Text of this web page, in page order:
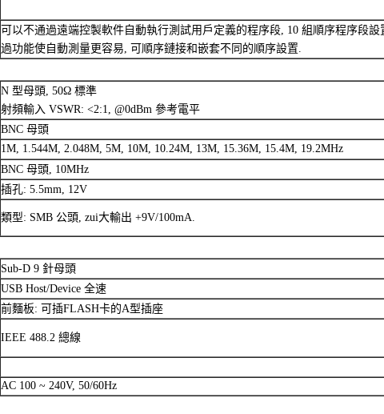
可以不通過遠端控製軟件自動執行測試用戶定義的程序段, 10 組順序程序段
過功能使自動測量更容易, 可順序鏈接和嵌套不同的順序設置.
N 型母頭, 50Ω 標準
射頻輸入 VSWR: <2:1, @0dBm 參考電平
BNC 母頭
1M, 1.544M, 2.048M, 5M, 10M, 10.24M, 13M, 15.36M, 15.4M, 19.2MHz
BNC 母頭, 10MHz
插孔: 5.5mm, 12V
類型: SMB 公頭, zui大輸出 +9V/100mA.
Sub-D 9 針母頭
USB Host/Device 全速
前麵板: 可插FLASH卡的A型插座
IEEE 488.2 總線
AC 100 ~ 240V, 50/60Hz